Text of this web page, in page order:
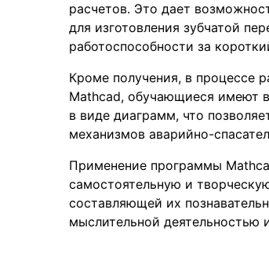
расчетов. Это дает
для изготовления зубчатой
работоспособности за
Кроме получения, в процессе
Mathcad, обучающиеся имеют
в виде диаграмм, что
механизмов аварийно-
Применение программы
самостоятельную и
составляющей их
мыслительной деятельностью